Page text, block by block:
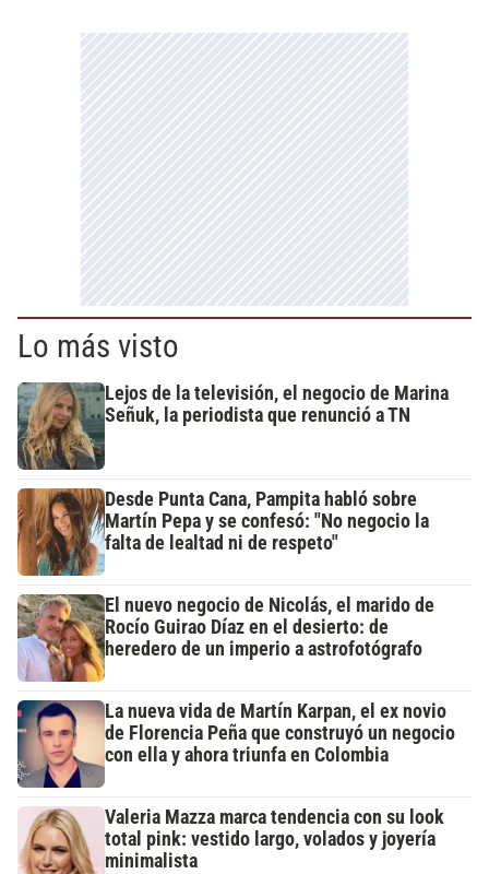
Lo más visto
Lejos de la televisión, el negocio de Marina
Señuk, la periodista que renunció a TN
Desde Punta Cana, Pampita habló sobre
Martín Pepa y se confesó: "No negocio la
falta de lealtad ni de respeto"
El nuevo negocio de Nicolás, el marido de
Rocío Guirao Díaz en el desierto: de
heredero de un imperio a astrofotógrafo
La nueva vida de Martín Karpan, el ex novio
de Florencia Peña que construyó un negocio
con ella y ahora triunfa en Colombia
Valeria Mazza marca tendencia con su look
total pink: vestido largo, volados y joyería
minimalista